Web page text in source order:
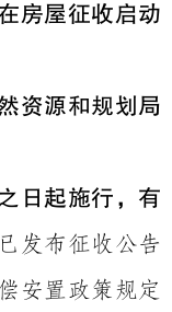
房屋征收启动
资源和规划局
日起施行，有
发布征收公告
安置政策规定